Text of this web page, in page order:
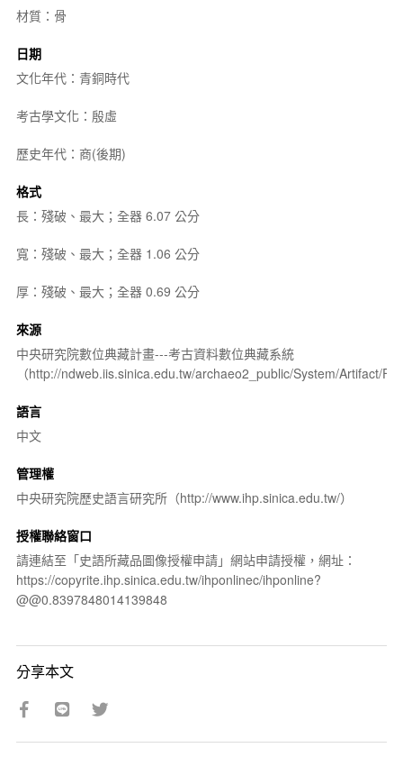
材質：骨
日期
文化年代：青銅時代
考古學文化：殷虛
歷史年代：商(後期)
格式
長：殘破、最大；全器 6.07 公分
寬：殘破、最大；全器 1.06 公分
厚：殘破、最大；全器 0.69 公分
來源
中央研究院數位典藏計畫---考古資料數位典藏系統
（http://ndweb.iis.sinica.edu.tw/archaeo2_public/System/Artifact/
語言
中文
管理權
中央研究院歷史語言研究所（http://www.ihp.sinica.edu.tw/）
授權聯絡窗口
請連結至「史語所藏品圖像授權申請」網站申請授權，網址：
https://copyrite.ihp.sinica.edu.tw/ihponlinec/ihponline?
@@0.8397848014139848
分享本文